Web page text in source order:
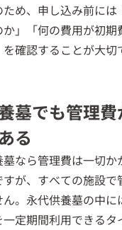
ため、申し込み前には
か」「何の費用が初期
確認することが大切
墓でも管理
る
墓なら管理費は一切
が、すべての施設で
。永代供養墓の中に
定期間利用できるタ